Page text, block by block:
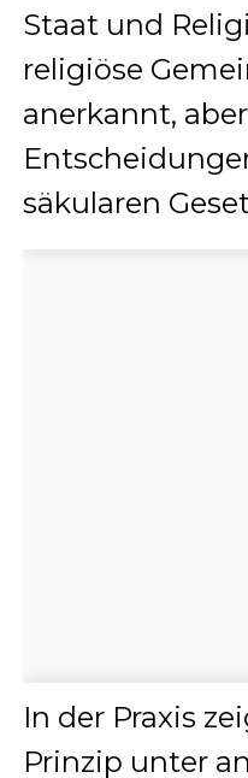
Staat und
religiöse
anerkannt,
säkularen
In der Praxis
Prinzip unter